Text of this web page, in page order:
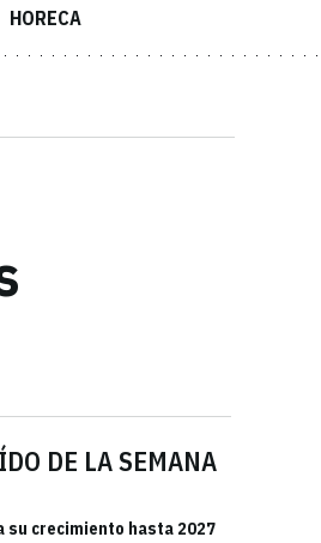
HORECA
DE LA SEMANA
su crecimiento hasta 2027